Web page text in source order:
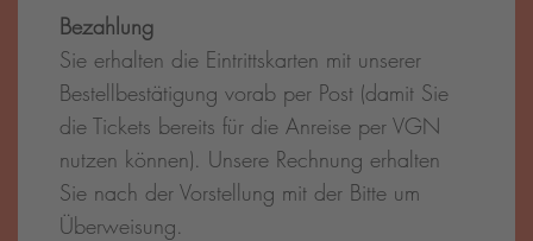
Bezahlung
Sie erhalten die Eintrittskarten mit unserer
Bestellbestätigung vorab per Post (damit Sie
die Tickets bereits für die Anreise per VGN
nutzen können). Unsere Rechnung erhalten
Sie nach der Vorstellung mit der Bitte um
Überweisung.